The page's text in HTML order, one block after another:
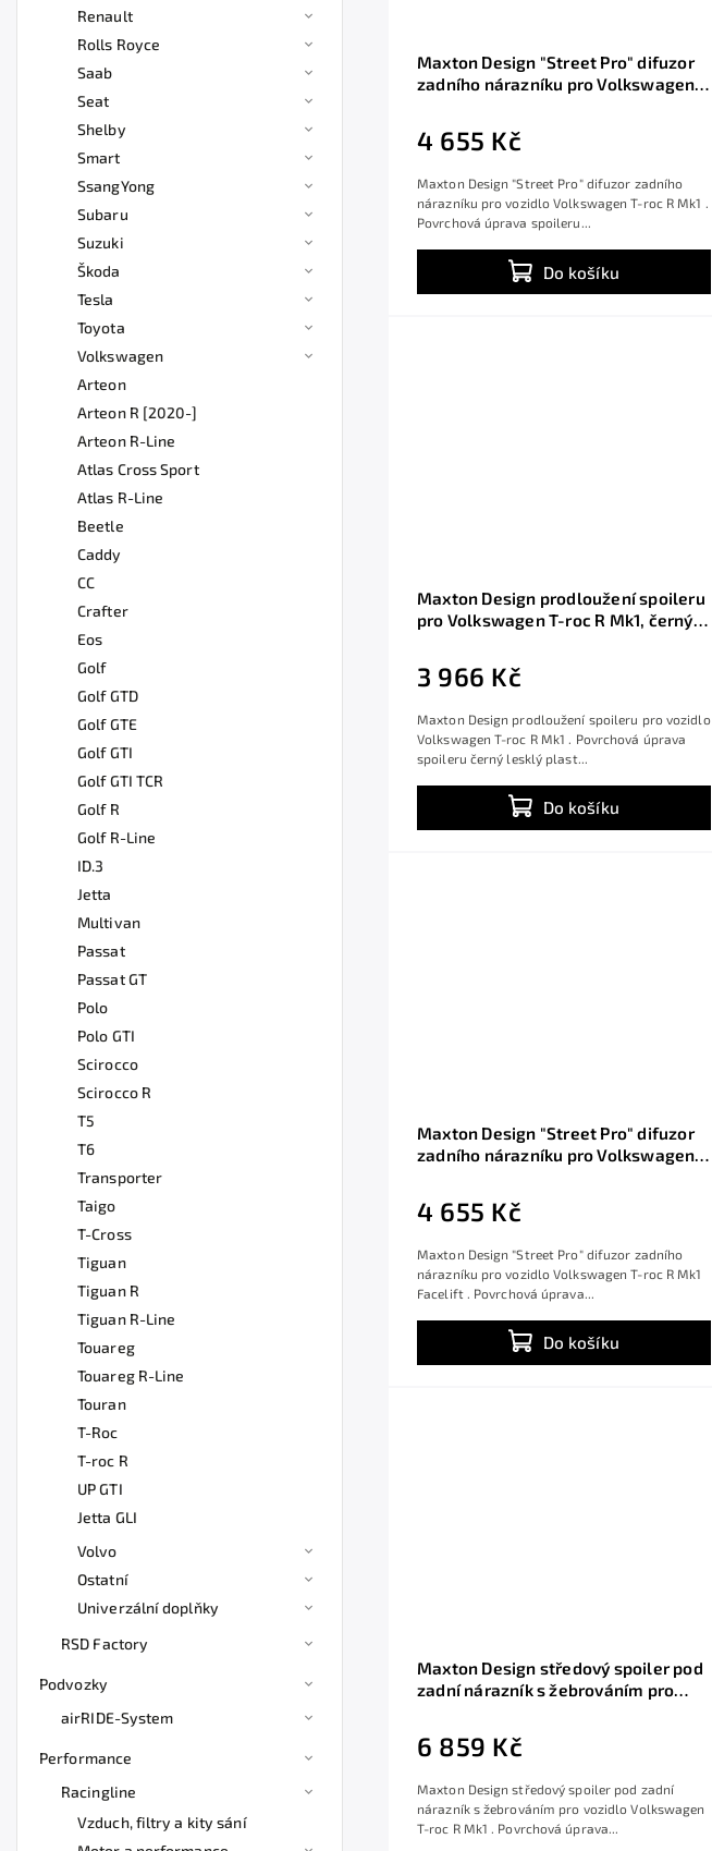
Renault
Rolls Royce
Saab
Seat
Shelby
Smart
SsangYong
Subaru
Suzuki
Škoda
Tesla
Toyota
Volkswagen
Arteon
Arteon R [2020-]
Arteon R-Line
Atlas Cross Sport
Atlas R-Line
Beetle
Caddy
CC
Crafter
Eos
Golf
Golf GTD
Golf GTE
Golf GTI
Golf GTI TCR
Golf R
Golf R-Line
ID.3
Jetta
Multivan
Passat
Passat GT
Polo
Polo GTI
Scirocco
Scirocco R
T5
T6
Transporter
Taigo
T-Cross
Tiguan
Tiguan R
Tiguan R-Line
Touareg
Touareg R-Line
Touran
T-Roc
T-roc R
UP GTI
Jetta GLI
Volvo
Ostatní
Univerzální doplňky
RSD Factory
Podvozky
airRIDE-System
Performance
Racingline
Vzduch, filtry a kity sání
Maxton Design "Street Pro" difuzor
zadního nárazníku pro Volkswagen
povrchové úpravy
4 655 Kč
Do košíku
Maxton Design "Street Pro" difuzor zadního
nárazníku pro vozidlo Volkswagen T-roc R Mk1 .
Povrchová úprava spoileru...
Maxton Design prodloužení spoileru
pro Volkswagen T-roc R Mk1, černý
3 966 Kč
Do košíku
Maxton Design prodloužení spoileru pro vozidlo
Volkswagen T-roc R Mk1 . Povrchová úprava
spoileru černý lesklý plast...
Maxton Design "Street Pro" difuzor
zadního nárazníku pro Volkswagen
povrchové úpravy
4 655 Kč
Do košíku
Maxton Design "Street Pro" difuzor zadního
nárazníku pro vozidlo Volkswagen T-roc R Mk1
Facelift . Povrchová úprava...
Maxton Design středový spoiler pod
zadní nárazník s žebrováním pro
lesklý plast ABS, vč. R-Line
6 859 Kč
Maxton Design středový spoiler pod zadní
nárazník s žebrováním pro vozidlo Volkswagen
T-roc R Mk1 . Povrchová úprava...